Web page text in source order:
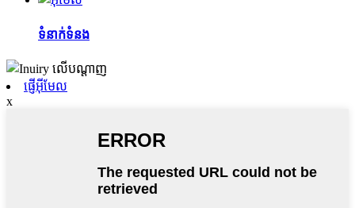
ទំនាក់ទំនង
ផ្ញើអ៊ីមែល
x